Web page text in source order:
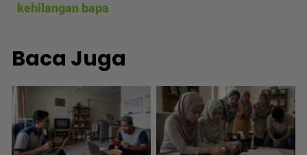
kehilangan bapa
Baca Juga